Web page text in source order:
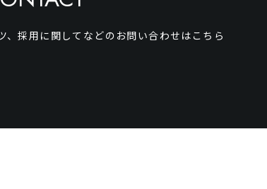
、採用に関してなどのお問い合わせはこちら